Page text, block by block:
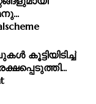
കൂട്ടിയിടിച്ച്